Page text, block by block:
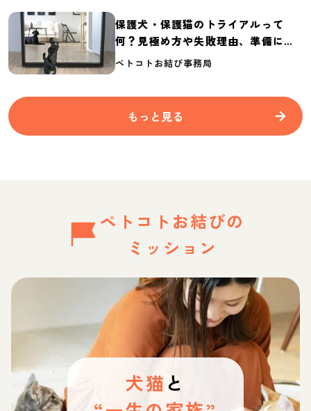
保護犬・保護猫のトライアルって
何？見極め方や失敗理由、準備に必
要なものを紹介
ペトコトお結び事務局
もっと見る
ペトコトお結びの
ミッション
犬猫 と